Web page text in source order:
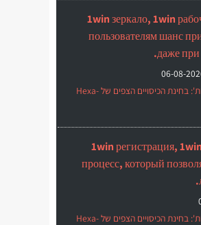
1win зеркало, 1win
пользователям шанс
даже
06-08-
סיכום הניסוי ב'מקורות': בחינת הכיסויים הצפים של Hexa-
1win регистрация,
процесс, который
סיכום הניסוי ב'מקורות': בחינת הכיסויים הצפים של Hexa-